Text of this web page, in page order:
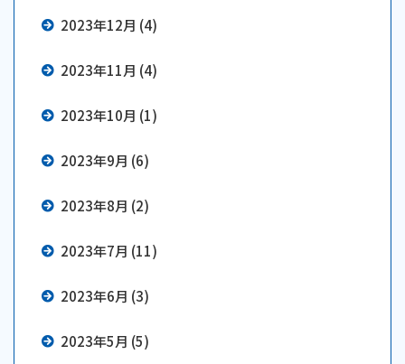
2023年12月 (4)
2023年11月 (4)
2023年10月 (1)
2023年9月 (6)
2023年8月 (2)
2023年7月 (11)
2023年6月 (3)
2023年5月 (5)